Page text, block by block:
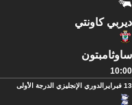
ديربي كاونتي
ساوثامبتون
10:00
13 فبراير الدوري الإنجليزي الدرجة الأولى